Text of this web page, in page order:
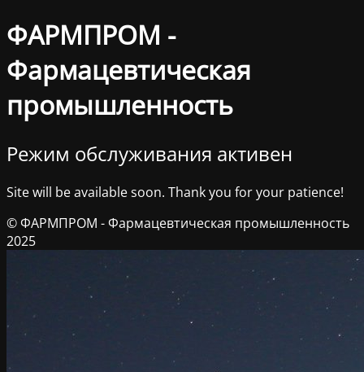
ФАРМПРОМ -
Фармацевтическая
промышленность
Режим обслуживания активен
Site will be available soon. Thank you for your patience!
© ФАРМПРОМ - Фармацевтическая промышленность
2025